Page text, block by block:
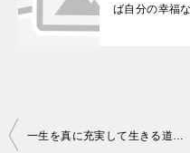
ば自分の幸福
投稿ナビゲーション 一生を真に充実して生きる道は、結局今日という一日を真に充実して生きる外(ほか)ないでしょう。実際